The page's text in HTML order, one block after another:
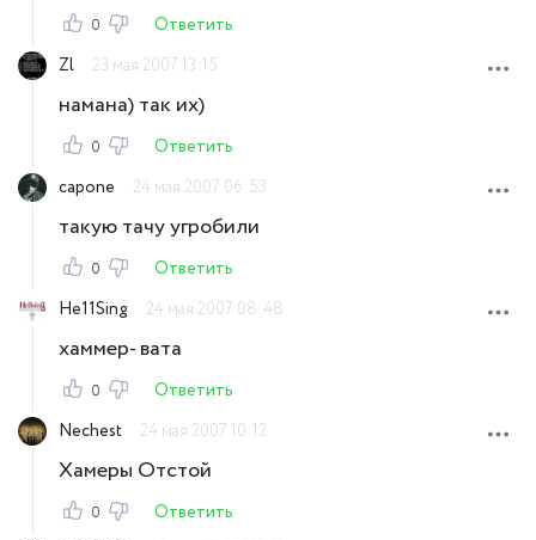
0
Ответить
Zl
23 мая 2007 13:15
намана) так их)
0
Ответить
capone
24 мая 2007 06:53
такую тачу угробили
0
Ответить
He11Sing
24 мая 2007 08:48
хаммер- вата
0
Ответить
Nechest
24 мая 2007 10:12
Хамеры Отстой
0
Ответить